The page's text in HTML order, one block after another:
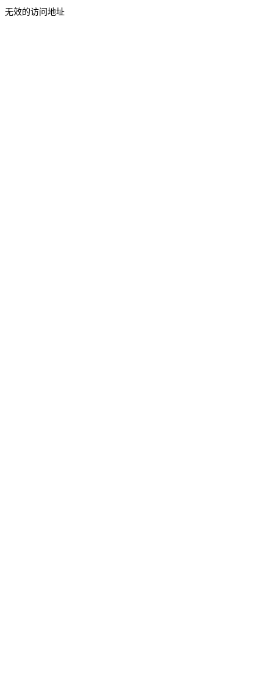
无效的访问地址